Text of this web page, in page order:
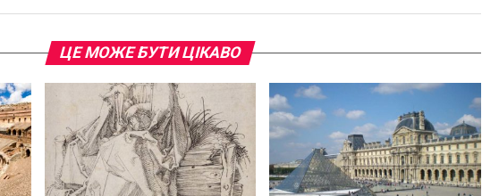
ЦЕ МОЖЕ БУТИ ЦІКАВО